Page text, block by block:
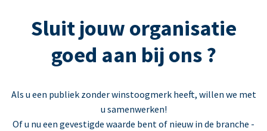
Sluit jouw organisatie
goed aan bij ons ?
Als u een publiek zonder winstoogmerk heeft, willen we met
u samenwerken!
Of u nu een gevestigde waarde bent of nieuw in de branche -